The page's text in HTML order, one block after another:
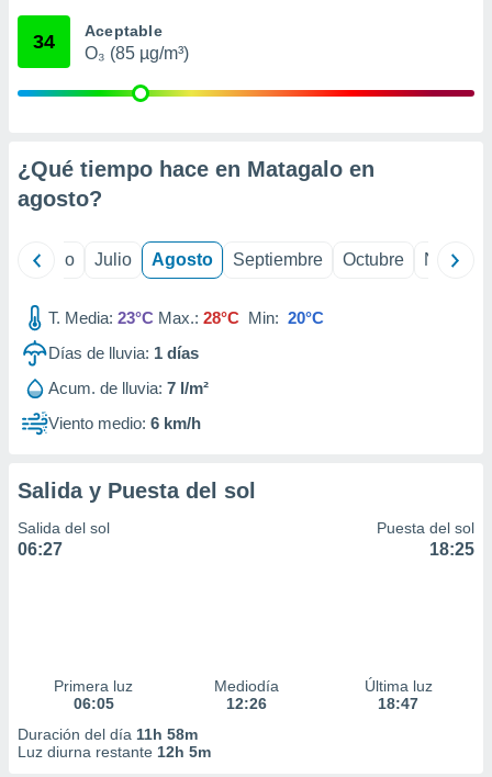
mediante
publicidad
1199
34 Aceptable
O₃ (85 µg/m³)
¿Qué tiempo hace en Matagalo en
agosto?
Junio Julio Agosto Septiembre Octubre
T. Media: 23°C Max.: 28°C Min: 20°C
Días de lluvia: 1 días
Acum. de lluvia: 7 l/m²
Viento medio: 6 km/h
Salida y Puesta del sol
Salida del sol
06:27
Puesta del sol
18:25
Primera luz
06:05
Mediodía
12:26
Última luz
18:47
Duración del día 11h 58m
Luz diurna restante 12h 5m